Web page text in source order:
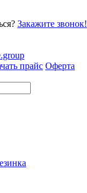
Закажите звонок!
прайс Оферта